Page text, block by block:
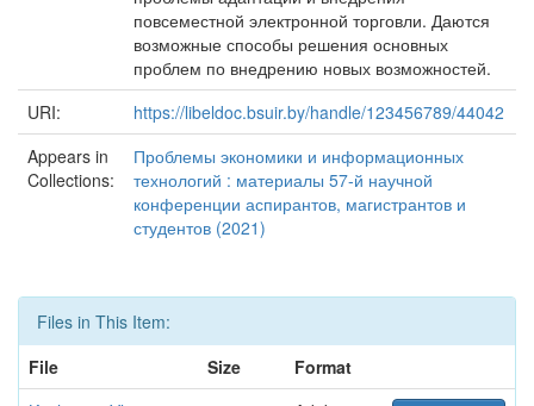
повсеместной электронной торговли. Даются
возможные способы решения основных
проблем по внедрению новых возможностей.
URI:
https://libeldoc.bsuir.by/handle/123456789/44042
Appears in
Collections:
Проблемы экономики и информационных
технологий : материалы 57-й научной
конференции аспирантов, магистрантов и
студентов (2021)
Files in This Item:
File
Size
Format